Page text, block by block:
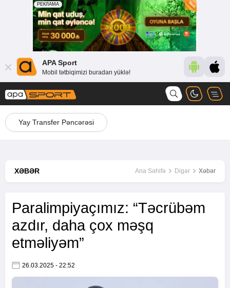
APA Sport
Mobil tətbiqimizi buradan yüklə!
Yay Transfer Pəncərəsi
XƏBƏR Ana Səhifə Digər Xəbər
Paralimpiyaçımız: “Təcrübəm
azdır, daha çox məşq
etməliyəm”
26.03.2025 - 22:52